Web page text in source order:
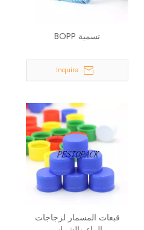
تسمية BOPP
Inquire
قبعات المسمار لزجاجات